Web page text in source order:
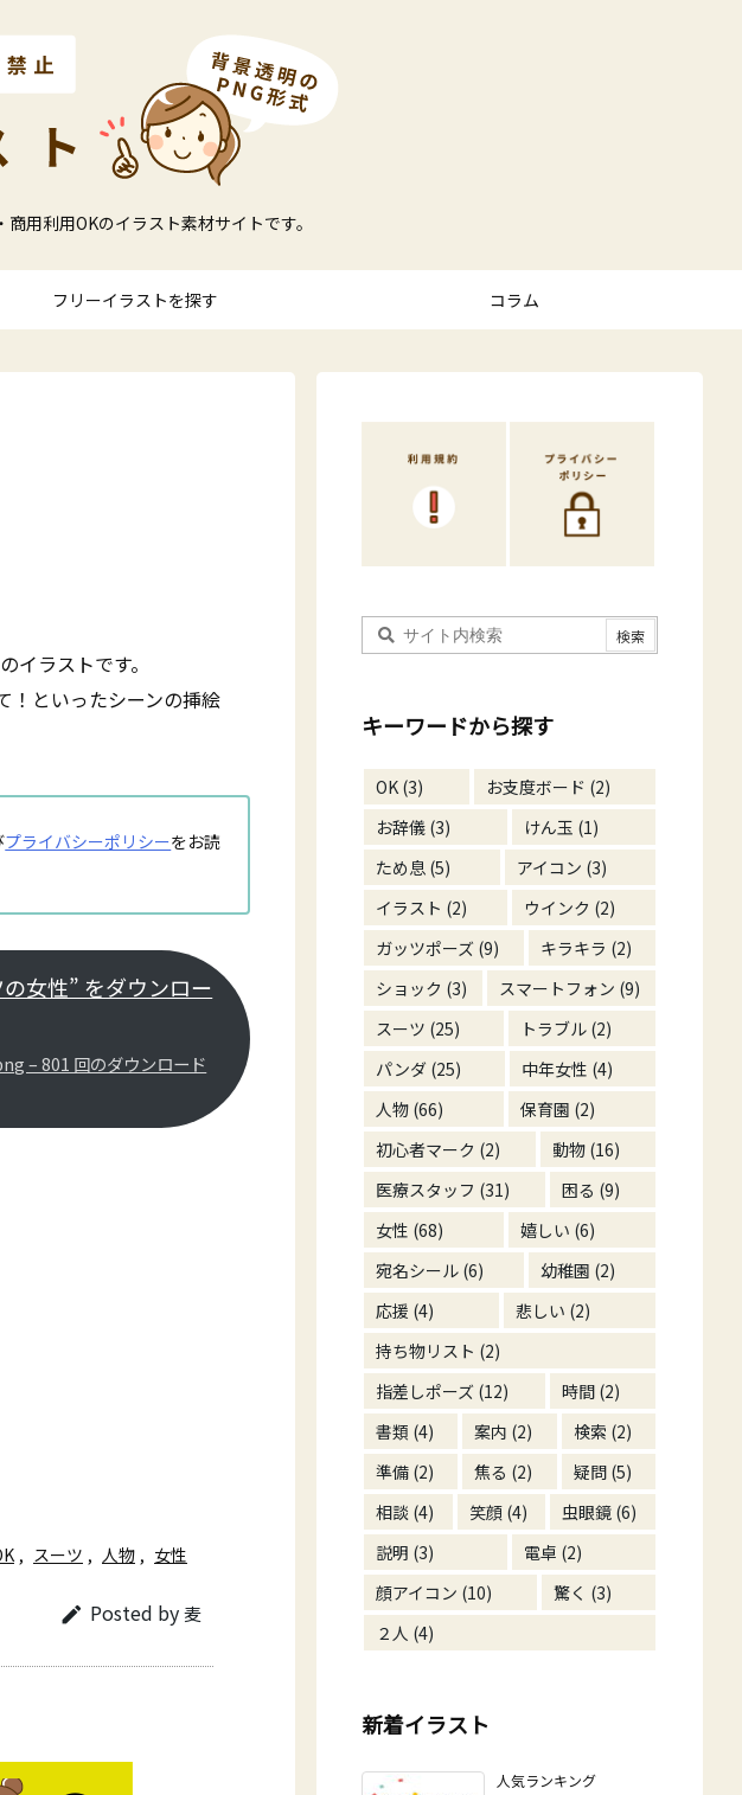
用利用OKのイラスト素材サイトです。
フリーイラストを探す コラム
イラストです。
！といったシーンの挿絵
プライバシーポリシーをお読
女性” をダウンロー
– 801 回のダウンロード
, スーツ , 人物 , 女性
 Posted by麦
キーワードから探す
OK (3) お支度ボード (2)
お辞儀 (3) けん玉 (1)
ため息 (5) アイコン (3)
イラスト (2) ウインク (2)
ガッツポーズ (9) キラキラ (2)
ショック (3) スマートフォン (9)
スーツ (25) トラブル (2)
パンダ (25) 中年女性 (4)
人物 (66) 保育園 (2)
初心者マーク (2) 動物 (16)
医療スタッフ (31) 困る (9)
女性 (68) 嬉しい (6)
宛名シール (6) 幼稚園 (2)
応援 (4) 悲しい (2)
持ち物リスト (2)
指差しポーズ (12) 時間(2)
書類 (4) 案内 (2) 検索 (2)
準備 (2) 焦る (2) 疑問(5)
相談 (4) 笑顔(4) 虫眼鏡 (6)
説明 (3) 電卓 (2)
顔アイコン (10) 驚く (3)
２人 (4)
新着イラスト
人気ランキング